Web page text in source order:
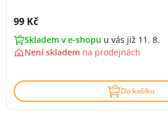
Cena s DPH:
99 Kč
Skladem v e-shopu u vás již 11. 8.
Není skladem na prodejnách
Do košíku